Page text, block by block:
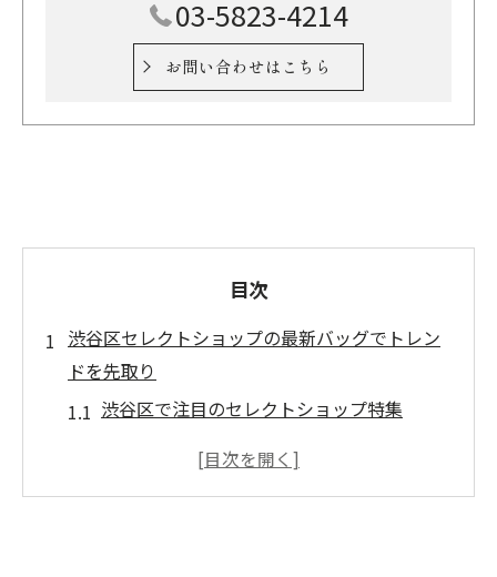
03-5823-4214
お問い合わせはこちら
目次
渋谷区セレクトショップの最新バッグでトレン
ドを先取り
渋谷区で注目のセレクトショップ特集
最新トレンドを抑えた渋谷のバッグ選び